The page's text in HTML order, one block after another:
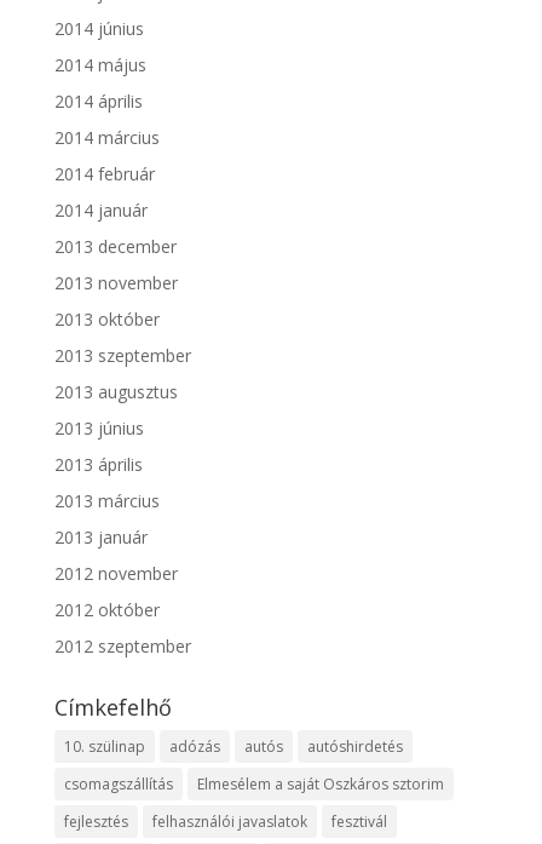
2014 június
2014 május
2014 április
2014 március
2014 február
2014 január
2013 december
2013 november
2013 október
2013 szeptember
2013 augusztus
2013 június
2013 április
2013 március
2013 január
2012 november
2012 október
2012 szeptember
Címkefelhő
10. szülinap adózás autós
autóshirdetés
csomagszállítás
Elmesélem a saját Oszkáros sztorim
fejlesztés
felhasználói javaslatok
fesztivál